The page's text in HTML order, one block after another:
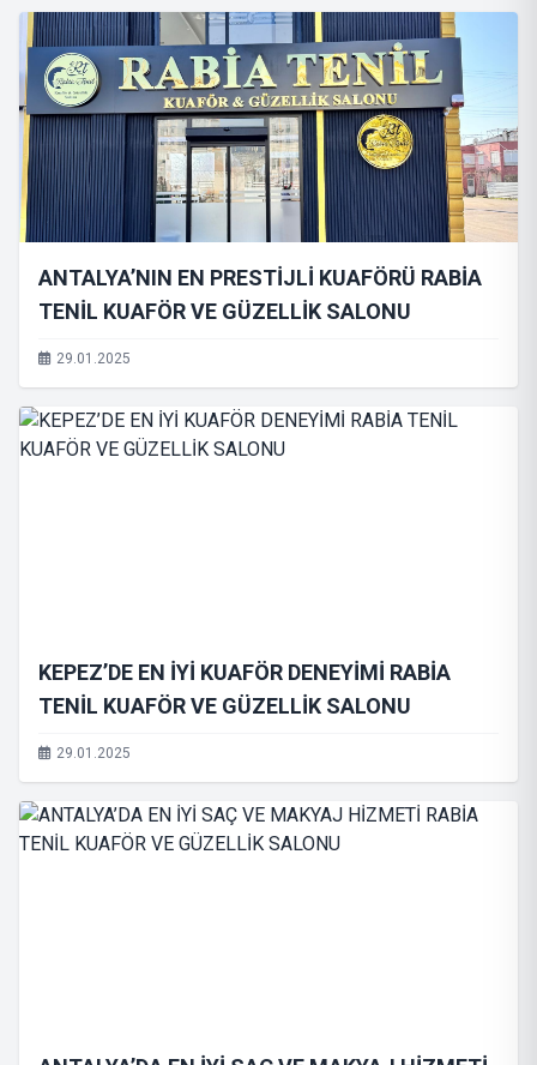
ANTALYA’NIN EN PRESTİJLİ KUAFÖRÜ RABİA
TENİL KUAFÖR VE GÜZELLİK SALONU
29.01.2025
KEPEZ’DE EN İYİ KUAFÖR DENEYİMİ RABİA
TENİL KUAFÖR VE GÜZELLİK SALONU
29.01.2025